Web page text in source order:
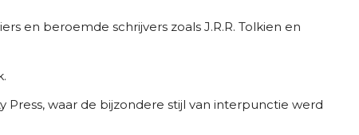
en beroemde schrijvers zoals J.R.R. Tolkien en
waar de bijzondere stijl van interpunctie werd